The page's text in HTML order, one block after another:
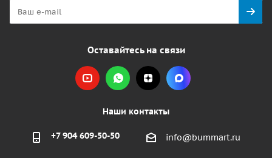
Оставайтесь на связи
Наши контакты
+7 904 609-50-50 info@bummart.ru